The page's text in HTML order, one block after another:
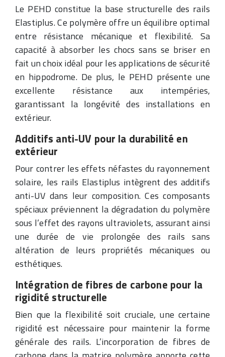
Le PEHD constitue la base structurelle des rails
Elastiplus. Ce polymère offre un équilibre optimal
entre résistance mécanique et flexibilité. Sa
capacité à absorber les chocs sans se briser en
fait un choix idéal pour les applications de sécurité
en hippodrome. De plus, le PEHD présente une
excellente résistance aux intempéries,
garantissant la longévité des installations en
extérieur.
Additifs anti-UV pour la durabilité en
extérieur
Pour contrer les effets néfastes du rayonnement
solaire, les rails Elastiplus intègrent des additifs
anti-UV dans leur composition. Ces composants
spéciaux préviennent la dégradation du polymère
sous l’effet des rayons ultraviolets, assurant ainsi
une durée de vie prolongée des rails sans
altération de leurs propriétés mécaniques ou
esthétiques.
Intégration de fibres de carbone pour la
rigidité structurelle
Bien que la flexibilité soit cruciale, une certaine
rigidité est nécessaire pour maintenir la forme
générale des rails. L’incorporation de fibres de